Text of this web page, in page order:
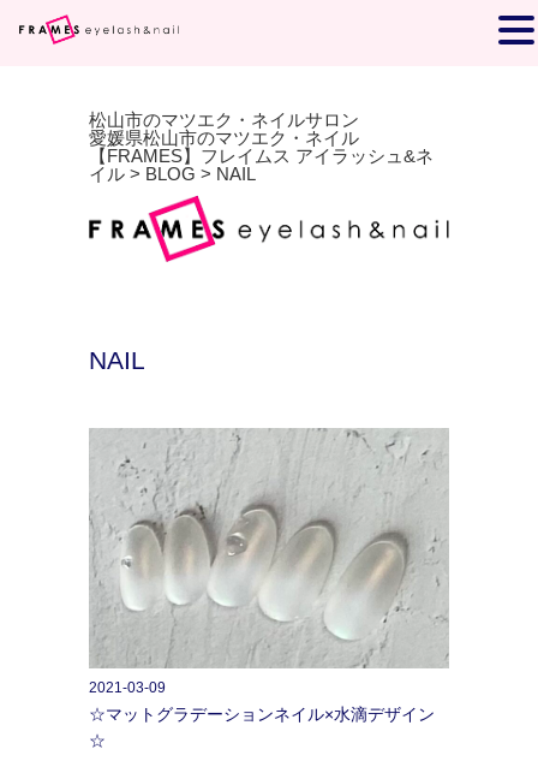
松山市のマツエク・ネイルサロン
愛媛県松山市のマツエク・ネイル
【FRAMES】フレイムス アイラッシュ&ネ
イル > BLOG > NAIL
NAIL
2021-03-09
☆マットグラデーションネイル×水滴デザイン
☆